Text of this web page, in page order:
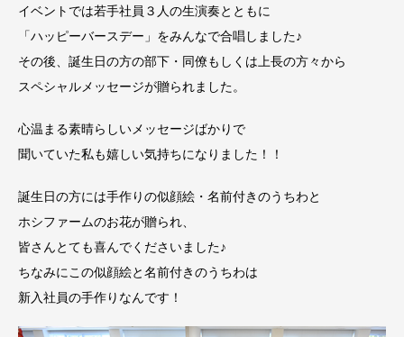
イベントでは若手社員３人の生演奏とともに
「ハッピーバースデー」をみんなで合唱しました♪
その後、誕生日の方の部下・同僚もしくは上長の方々から
スペシャルメッセージが贈られました。
心温まる素晴らしいメッセージばかりで
聞いていた私も嬉しい気持ちになりました！！
誕生日の方には手作りの似顔絵・名前付きのうちわと
ホシファームのお花が贈られ、
皆さんとても喜んでくださいました♪
ちなみにこの似顔絵と名前付きのうちわは
新入社員の手作りなんです！